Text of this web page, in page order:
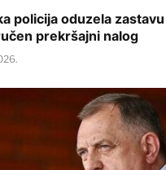
policija oduzela
prekršajni nalog